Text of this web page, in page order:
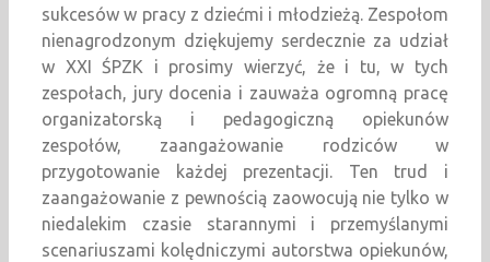
sukcesów w pracy z dziećmi i młodzieżą. Zespołom
nienagrodzonym dziękujemy serdecznie za udział
w XXI ŚPZK i prosimy wierzyć, że i tu, w tych
zespołach, jury docenia i zauważa ogromną pracę
organizatorską i pedagogiczną opiekunów
zespołów, zaangażowanie rodziców w
przygotowanie każdej prezentacji. Ten trud i
zaangażowanie z pewnością zaowocują nie tylko w
niedalekim czasie starannymi i przemyślanymi
scenariuszami kolędniczymi autorstwa opiekunów,